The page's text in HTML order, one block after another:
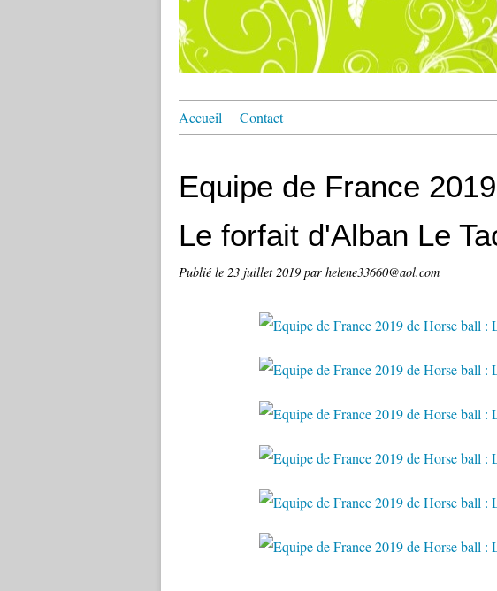
Accueil Contact
Equipe de France
Le forfait d'Alban Le
Publié le 23 juillet 2019 par helene33660@aol.com